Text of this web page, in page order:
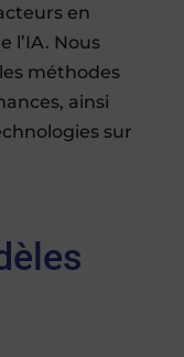
en
l’IA. Nous
méthodes
ainsi
sur